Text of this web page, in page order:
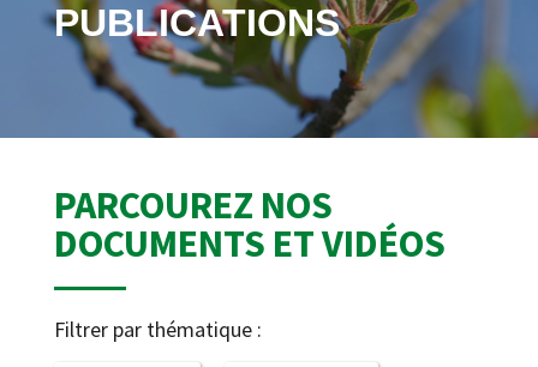
PUBLICATIONS
PARCOUREZ NOS
DOCUMENTS ET VIDÉOS
Filtrer par thématique :